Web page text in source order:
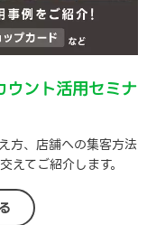
ウント活用セミナ
方、店舗への集客方法
てご紹介します。